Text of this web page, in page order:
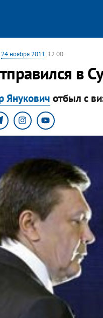
24 ноября 2011, 12:00
в
Янукович отбыл с